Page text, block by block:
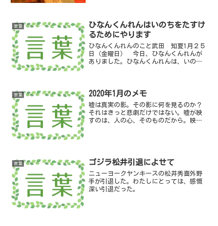
る！）というのは、見せかけ...
言葉
ひなんくんれんはいのちをたすけ
るためにやります
ひなんくんれんのこと武田 知夏1月２５
日（金曜日） 今日、ひなんくんれんが
ありました。ひなんくんれんは、いのち
言葉 2020年1月のメモ
嘘は真実の影。その影に何を見るのか？
それはきっと悲劇だけではない。嘘が映
すのは、人の心、そのものだから。映画
言葉 ゴジラ松井引退によせて
ニューヨークヤンキースの松井秀喜外野
手が引退した。わたしにとっては、感慨
深い引退だった。